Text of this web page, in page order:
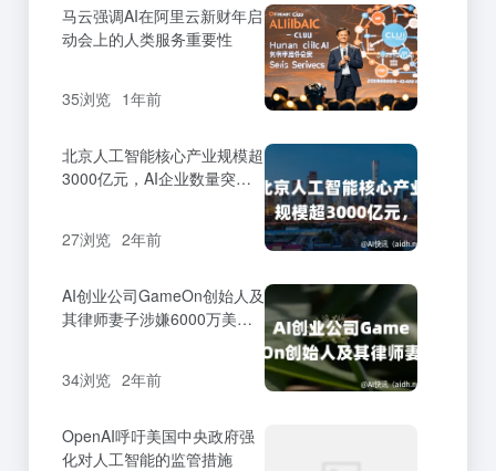
马云强调AI在阿里云新财年启
动会上的人类服务重要性
35浏览 1年前
北京人工智能核心产业规模超
3000亿元，AI企业数量突破
27浏览 2年前
AI创业公司GameOn创始人及
其律师妻子涉嫌6000万美元
34浏览 2年前
OpenAI呼吁美国中央政府强
化对人工智能的监管措施